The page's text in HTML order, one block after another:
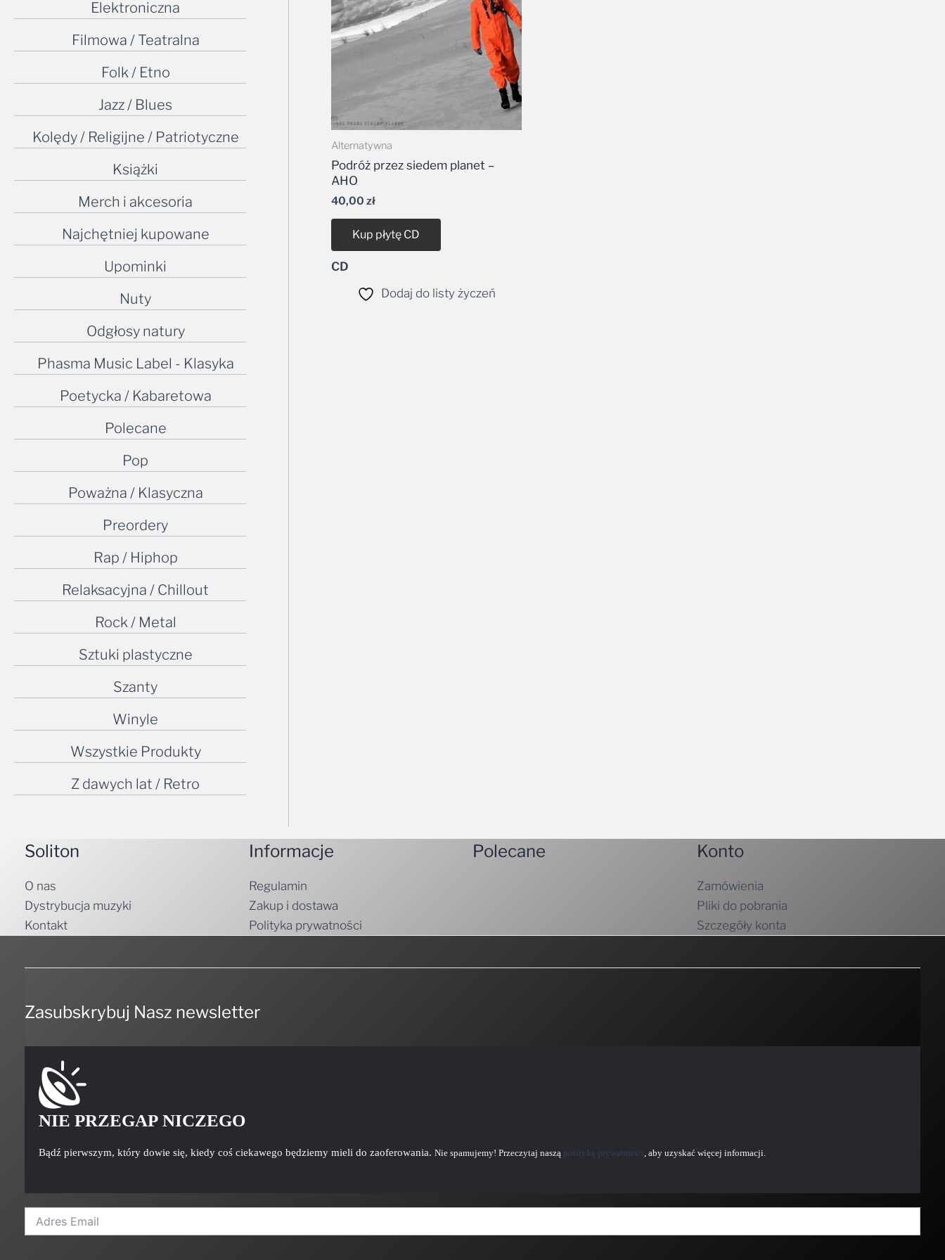
Elektroniczna
Filmowa / Teatralna
Folk / Etno
Jazz / Blues
Kolędy / Religijne / Patriotyczne
Książki
Merch i akcesoria
Najchętniej kupowane
Upominki
Nuty
Odgłosy natury
Phasma Music Label - Klasyka
Poetycka / Kabaretowa
Polecane
Pop
Poważna / Klasyczna
Preordery
Rap / Hiphop
Relaksacyjna / Chillout
Rock / Metal
Sztuki plastyczne
Szanty
Winyle
Wszystkie Produkty
Z dawych lat / Retro
Alternatywna
Podróż przez siedem planet –
AHO
40,00zł
Kup płytę CD
CD
Dodaj do listy życzeń
Soliton
O nas
Dystrybucja muzyki
Kontakt
Informacje
Regulamin
Zakup i dostawa
Polityka prywatności
Polecane Konto
Zamówienia
Pliki do pobrania
Szczegóły konta
Zasubskrybuj Nasz newsletter
NIE PRZEGAP NICZEGO
Bądź pierwszym, który dowie się, kiedy coś ciekawego będziemy mieli do zaoferowania. Nie spamujemy! Przeczytaj naszą politykę prywatności, aby uzyskać więcej informacji.